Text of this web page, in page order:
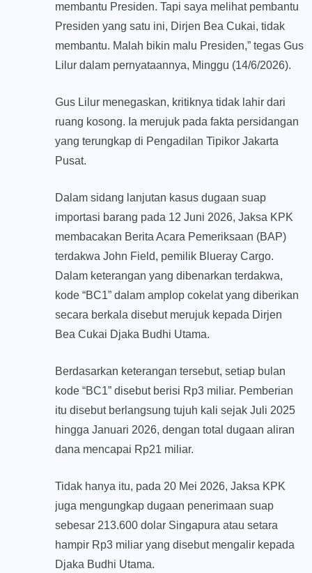
membantu Presiden. Tapi saya melihat pembantu
Presiden yang satu ini, Dirjen Bea Cukai, tidak
membantu. Malah bikin malu Presiden,” tegas Gus
Lilur dalam pernyataannya, Minggu (14/6/2026).
Gus Lilur menegaskan, kritiknya tidak lahir dari
ruang kosong. Ia merujuk pada fakta persidangan
yang terungkap di Pengadilan Tipikor Jakarta
Pusat.
Dalam sidang lanjutan kasus dugaan suap
importasi barang pada 12 Juni 2026, Jaksa KPK
membacakan Berita Acara Pemeriksaan (BAP)
terdakwa John Field, pemilik Blueray Cargo.
Dalam keterangan yang dibenarkan terdakwa,
kode “BC1” dalam amplop cokelat yang diberikan
secara berkala disebut merujuk kepada Dirjen
Bea Cukai Djaka Budhi Utama.
Berdasarkan keterangan tersebut, setiap bulan
kode “BC1” disebut berisi Rp3 miliar. Pemberian
itu disebut berlangsung tujuh kali sejak Juli 2025
hingga Januari 2026, dengan total dugaan aliran
dana mencapai Rp21 miliar.
Tidak hanya itu, pada 20 Mei 2026, Jaksa KPK
juga mengungkap dugaan penerimaan suap
sebesar 213.600 dolar Singapura atau setara
hampir Rp3 miliar yang disebut mengalir kepada
Djaka Budhi Utama.